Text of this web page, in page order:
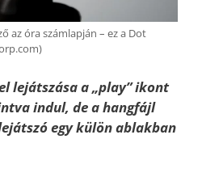
az óra számlapján – ez a Dot
lejátszása a „play” ikont
indul, de a hangfájl
egy külön ablakban